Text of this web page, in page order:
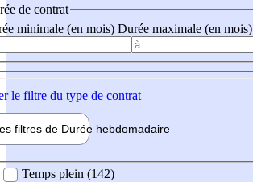
de contrat
minimale (en mois) Durée maximale (en mois)
le filtre du type de contrat
filtres de Durée hebdomadaire
Temps plein (142)